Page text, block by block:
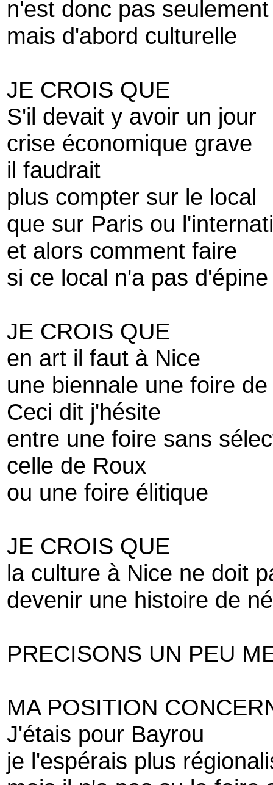
n'est donc pas
mais d'abord culturelle
JE CROIS QUE
S'il devait y avoir un jour
crise économique grave
il faudrait
plus compter sur le local
que sur Paris ou
et alors comment faire
si ce local n'a pas
JE CROIS QUE
en art il faut à Nice
une biennale une foire
Ceci dit j'hésite
entre une foire sans
celle de Roux
ou une foire élitique
JE CROIS QUE
la culture à Nice ne doit
devenir une histoire de
PRECISONS UN PEU
MA POSITION
J'étais pour Bayrou
je l'espérais plus